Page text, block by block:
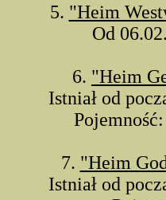
5. "Heim
Od
6. "Heim
Istniał od
7. "Heim
Istniał od